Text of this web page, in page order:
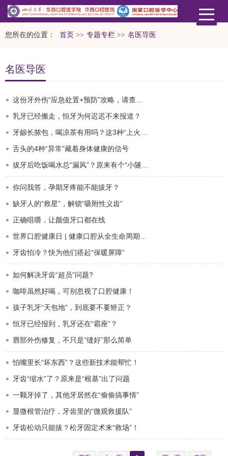
您所在的位置： 首页 >> 专题专栏 >> 名医导医
名医导医
乳牙已经搬走，恒牙为何迟迟不来报道？
舌头的4种“异常”藏着身体健康的信号
你问我答，孕期牙疼能不能拔牙？
缺牙人的“救星”，解锁“吸附性义齿”
正确咀嚼，让颜值牙口都在线
牙齿怕冷？快为他们搭起“保暖屏障”
如何解决牙齿“超员”问题?
咖啡虽然好喝，可别忽视了口腔健康！
孩子乳牙“天包地”，到底要不要矫正？
恒牙已经报到，乳牙还在“霸座”？
唇部外伤修复，不只是“缝好”那么简单
怕嘴里长“坏东西”？这些新技术能帮忙！
牙齿“缩水”了？原来是“根基”出了问题
一颗牙掉了，其他牙居然在“偷偷搞事情”
显微根管治疗，牙齿里的“微观救援队”
牙齿松动只能拔？松牙固定术来“救场”！